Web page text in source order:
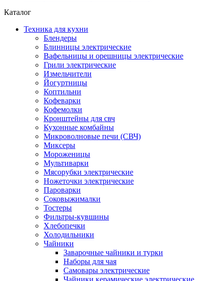
Каталог
Техника для кухни
Блендеры
Блинницы электрические
Вафельницы и орешницы электрические
Грили электрические
Измельчители
Йогуртницы
Коптильни
Кофеварки
Кофемолки
Кронштейны для свч
Кухонные комбайны
Микроволновые печи (СВЧ)
Миксеры
Мороженицы
Мультиварки
Мясорубки электрические
Ножеточки электрические
Пароварки
Соковыжималки
Тостеры
Фильтры-кувшины
Хлебопечки
Холодильники
Чайники
Заварочные чайники и турки
Наборы для чая
Самовары электрические
Чайники керамические электрические